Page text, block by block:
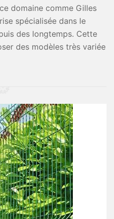
domaine comme Gilles
spécialisée dans le
des longtemps. Cette
des modèles très variée